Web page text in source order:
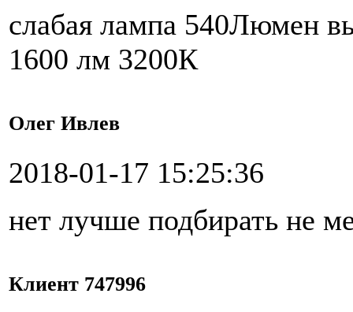
слабая лампа 540Люмен
1600 лм 3200К
Олег Ивлев
2018-01-17 15:25:36
нет лучше подбирать не
Клиент 747996